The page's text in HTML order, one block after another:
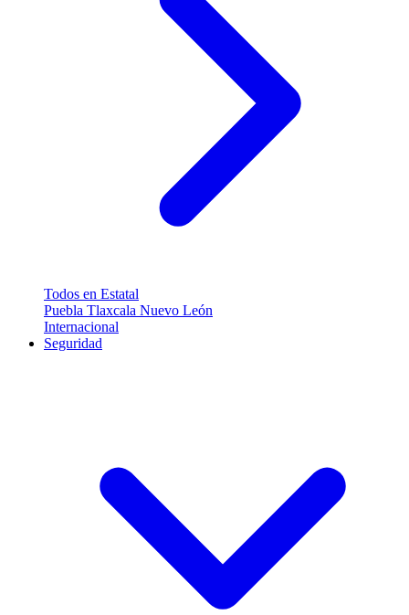
Todos en Estatal
Puebla Tlaxcala Nuevo León
Internacional
Seguridad